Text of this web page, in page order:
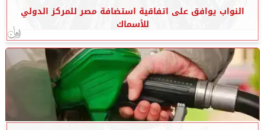
النواب يوافق على اتفاقية استضافة مصر للمركز الدولي
للأسماك